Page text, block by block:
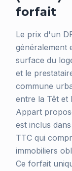
forfait
Le prix d'un
généralement
surface du
et le
commune
entre la Têt et
Appart
est inclus
TTC qui
immobiliers
Ce forfait